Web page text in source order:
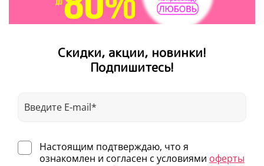
Скидки, акции, новинки!
Подпишитесь!
Настоящим подтверждаю, что я
ознакомлен и согласен с условиями оферты